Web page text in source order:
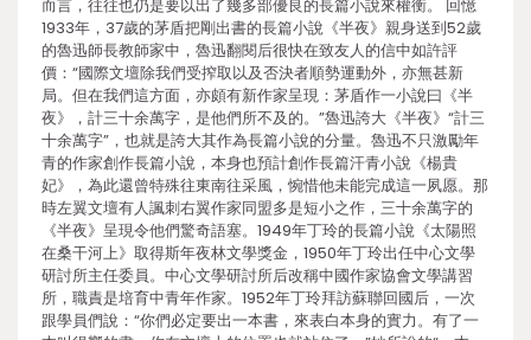
而言，往往也仍是要以出了幾多部優良的長篇小說來權衡。 回憶
1933年，37歲的茅盾把剛出書的長篇小說《半夜》親身送到52歲
的魯迅師長教師家中，魯迅翻閱后很快在致友人的信中如許評
價：“國際文壇除我們受搾取以及否決者順勢運動外，亦無甚新
局。但在我們這方面，亦頗有新作家呈現：茅盾作一小說曰《半
夜》，計三十余萬字，是他們所不及的。”魯迅誇大《半夜》“計三
十余萬字”，也就是誇大其作為長篇小說的分量。魯迅不只激勵年
青的作家創作長篇小說，本身也預計創作長篇汗青小說《楊貴
妃》，為此還曾特殊往東南往采風，惋惜他未能完成這一夙愿。那
時左翼文壇有人諷刺右翼作家同盟多是短小之作，三十余萬字的
《半夜》呈現令他們驚奇語塞。1949年丁玲的長篇小說《太陽照
在桑干河上》取得斯年夜林文學獎金，1950年丁玲出任中心文學
研討所主任委員。中心文學研討所后改稱中國作家協會文學講習
所，職責是培育中青年作家。1952年丁玲拜訪蘇聯回國后，一次
跟學員們說：“你們必定要出一本書，來表白本身的實力。有了一